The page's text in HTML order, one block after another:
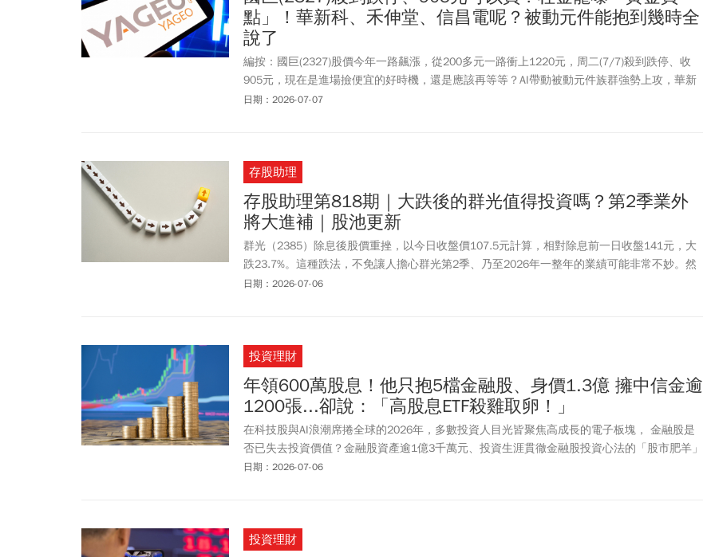
相對輕，成為盤面少數維持紅盤、抗跌族群。觀察3大法人籌碼動向，外資賣超547.31億，呈
現連4賣；自營商賣超 487.33 億元；投信買超 87.73 億元，3大法人合計賣超 283.18 億元。
點」！華新科、禾伸堂、信昌電呢？被動元件能抱到幾時全
說了
編按：國巨(2327)股價今年一路飆漲，從200多元一路衝上1220元，周二(7/7)殺到跌停、收
905元，現在是進場撿便宜的好時機，還是應該再等等？AI帶動被動元件族群強勢上攻，華新
科(2492)、禾伸堂(3026)、信昌電(6173)後市還有行情嗎？被動元件漲勢究竟能延續多久，又
日期：2026-07-07
存股助理
存股助理第818期｜大跌後的群光值得投資嗎？第2季業外
將大進補｜股池更新
群光（2385）除息後股價重挫，以今日收盤價107.5元計算，相對除息前一日收盤141元，大
跌23.7%。這種跌法，不免讓人擔心群光第2季、乃至2026年一整年的業績可能非常不妙。然
而，鮮少人注意到，群光因為帳上現金豐沛，持有頗多股票。而這些股票竟不約而同地在第2
日期：2026-07-06
投資理財
年領600萬股息！他只抱5檔金融股、身價1.3億 擁中信金逾
1200張...卻說：「高股息ETF殺雞取卵！」
在科技股與AI浪潮席捲全球的2026年，多數投資人目光皆聚焦高成長的電子板塊， 金融股是
否已失去投資價值？金融股資產逾1億3千萬元、投資生涯貫徹金融股投資心法的「股市肥羊」
翁建原表示，投資金融股主要追求「配息」穩定性大於追求「資本利得」。他認為，當有本金
日期：2026-07-06
投資理財